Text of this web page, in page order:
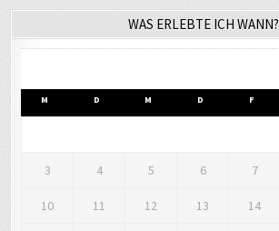
WAS ERLEBTE ICH WANN?
M D M D F
3 4 5 6 7
10 11 12 13 14